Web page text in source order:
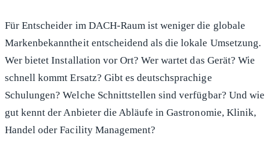
Für Entscheider im DACH-Raum ist weniger die globale
Markenbekanntheit entscheidend als die lokale Umsetzung.
Wer bietet Installation vor Ort? Wer wartet das Gerät? Wie
schnell kommt Ersatz? Gibt es deutschsprachige
Schulungen? Welche Schnittstellen sind verfügbar? Und wie
gut kennt der Anbieter die Abläufe in Gastronomie, Klinik,
Handel oder Facility Management?